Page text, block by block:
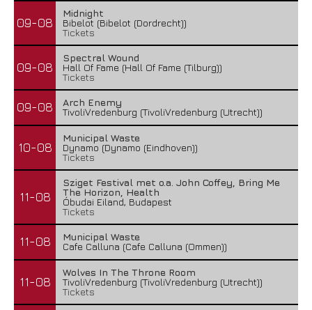
09-08
Midnight
Bibelot (Bibelot (Dordrecht))
Tickets
09-08
Spectral Wound
Hall Of Fame (Hall Of Fame (Tilburg))
Tickets
09-08
Arch Enemy
TivoliVredenburg (TivoliVredenburg (Utrecht))
10-08
Municipal Waste
Dynamo (Dynamo (Eindhoven))
Tickets
11-08
Sziget Festival met o.a. John Coffey, Bring Me
The Horizon, Health
Óbudai Eiland, Budapest
Tickets
11-08
Municipal Waste
Cafe Calluna (Cafe Calluna (Ommen))
11-08
Wolves In The Throne Room
TivoliVredenburg (TivoliVredenburg (Utrecht))
Tickets